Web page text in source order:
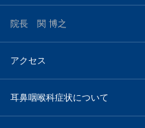
院長 関 博之
アクセス
耳鼻咽喉科症状について